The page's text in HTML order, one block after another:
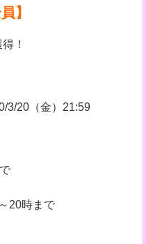
】
！
3/20（金）21:59
20時まで